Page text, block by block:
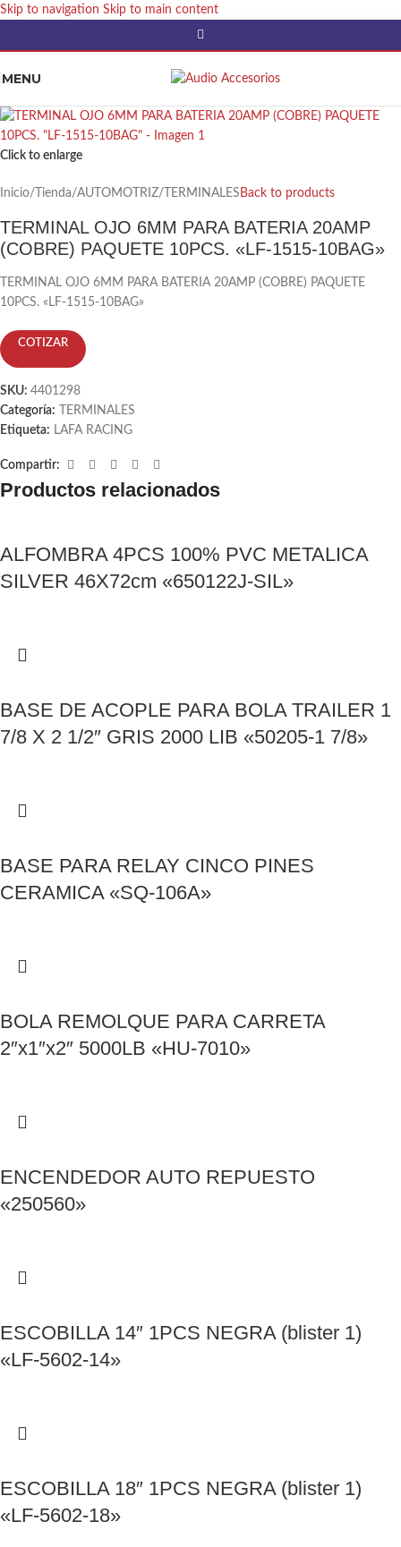
Skip to navigation Skip to main content
MENU
Click to enlarge
Inicio/ Tienda/AUTOMOTRIZ/ TERMINALES Back to products
TERMINAL OJO 6MM PARA BATERIA 20AMP
(COBRE) PAQUETE 10PCS. «LF-1515-10BAG»
TERMINAL OJO 6MM PARA BATERIA 20AMP (COBRE) PAQUETE
10PCS. «LF-1515-10BAG»
COTIZAR
SKU: 4401298
Categoría:
TERMINALES
Etiqueta: LAFA RACING
Compartir:
Productos relacionados
ALFOMBRA 4PCS 100% PVC METALICA
SILVER 46X72cm «650122J-SIL»
BASE DE ACOPLE PARA BOLA TRAILER 1
7/8 X 2 1/2″ GRIS 2000 LIB «50205-1 7/8»
BASE PARA RELAY CINCO PINES
CERAMICA «SQ-106A»
BOLA REMOLQUE PARA CARRETA
2″x1″x2″ 5000LB «HU-7010»
ENCENDEDOR AUTO REPUESTO
«250560»
ESCOBILLA 14″ 1PCS NEGRA (blister 1)
«LF-5602-14»
ESCOBILLA 18″ 1PCS NEGRA (blister 1)
«LF-5602-18»